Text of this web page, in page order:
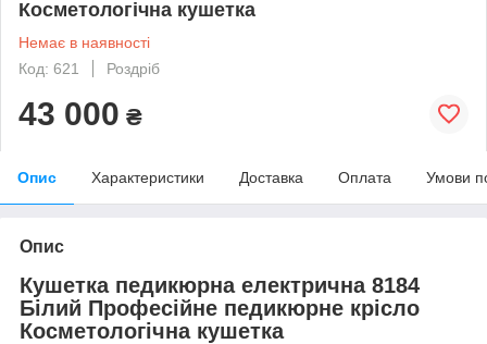
Косметологічна кушетка
Немає в наявності
Код: 621
Роздріб
43 000 ₴
Опис Характеристики Доставка Оплата Умови
Опис
Кушетка педикюрна електрична 8184
Білий Професійне педикюрне крісло
Косметологічна кушетка